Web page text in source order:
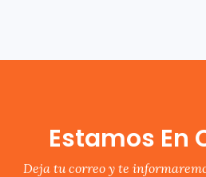
Estamos En
Deja tu correo y te